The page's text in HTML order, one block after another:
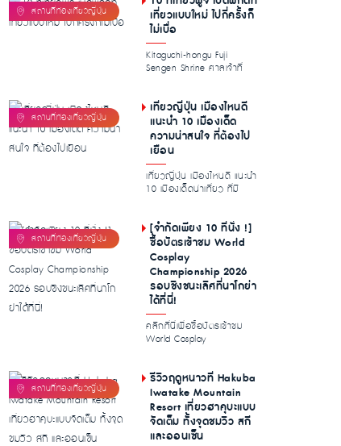
เที่ยวแบบใหม่ ไปกี่ครั้งก็
ไม่เบื่อ
Kitaguchi-hongu Fuji
Sengen Shrine ศาลเจ้าที่
เที่ยวญี่ปุ่น เมืองไหนดี
แนะนำ 10 เมืองเด็ด
ความน่าสนใจ ที่ต้องไป
เยือน
เที่ยวญี่ปุ่น เมืองไหนดี แนะนำ
10 เมืองเด็ดน่าเที่ยว ที่มี
[จำกัดเพียง 10 ที่นั่ง !]
ซื้อบัตรเข้าชม World
Cosplay
Championship 2026
รอบชิงชนะเลิศที่นาโกย่า
ได้ที่นี่!
คลิกที่นี่เพื่อซื้อบัตรเข้าชม
World Cosplay
รีวิวฤดูหนาวที่ Hakuba
Iwatake Mountain
Resort เที่ยวฮาคุบะแบบ
จัดเต็ม ทั้งจุดชมวิว สกี
และออนเซ็น